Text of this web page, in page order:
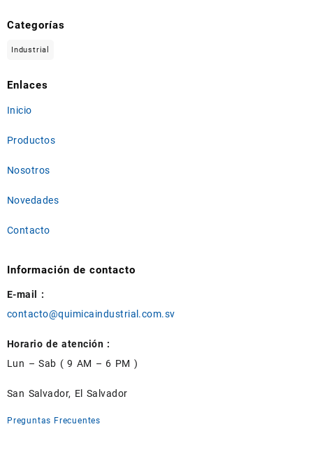
Categorías
Industrial
Enlaces
Inicio
Productos
Nosotros
Novedades
Contacto
Información de contacto
E-mail :
contacto@quimicaindustrial.com.sv
Horario de atención :
Lun – Sab ( 9 AM – 6 PM )
San Salvador, El Salvador
Preguntas Frecuentes